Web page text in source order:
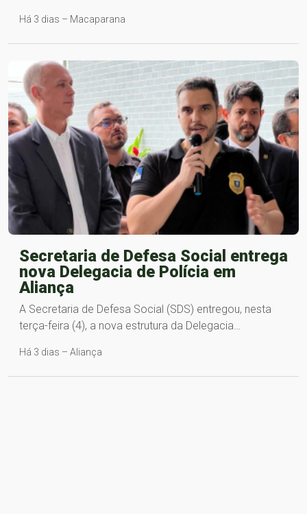
Há 3 dias – Macaparana
Secretaria de Defesa Social entrega
nova Delegacia de Polícia em
Aliança
A Secretaria de Defesa Social (SDS) entregou, nesta
terça-feira (4), a nova estrutura da Delegacia…
Há 3 dias – Aliança